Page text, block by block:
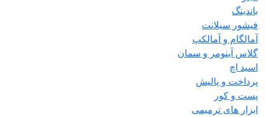
باندینگ
فیشور سیلانت
آمالگام و آمالکپ
گلاس آینومر و سمان
اسید اچ
پرداخت و پالیش
پست و کور
ابزار های ترمیمی